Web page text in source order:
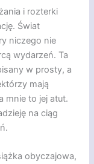
i rozterki
Świat
niczego nie
wydarzeń. Ta
w prosty, a
mają
mnie to jej atut.
na ciąg
obyczajowa,